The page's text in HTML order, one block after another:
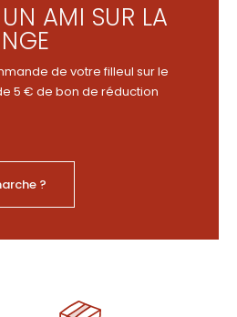
AMI SUR LA
de votre filleul sur le
5 € de bon de réduction
?